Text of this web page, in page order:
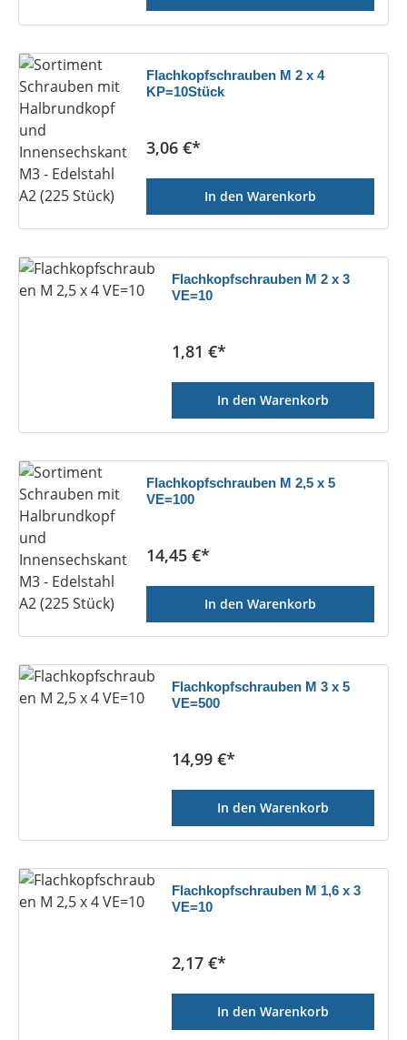
Flachkopfschrauben M 2 x 4
KP=10Stück
Regulärer Preis:
3,06 €*
In den Warenkorb
Flachkopfschrauben M 2 x 3
VE=10
Regulärer Preis:
1,81 €*
In den Warenkorb
Flachkopfschrauben M 2,5 x 5
VE=100
Regulärer Preis:
14,45 €*
In den Warenkorb
Flachkopfschrauben M 3 x 5
VE=500
Regulärer Preis:
14,99 €*
In den Warenkorb
Flachkopfschrauben M 1,6 x 3
VE=10
Regulärer Preis:
2,17 €*
In den Warenkorb